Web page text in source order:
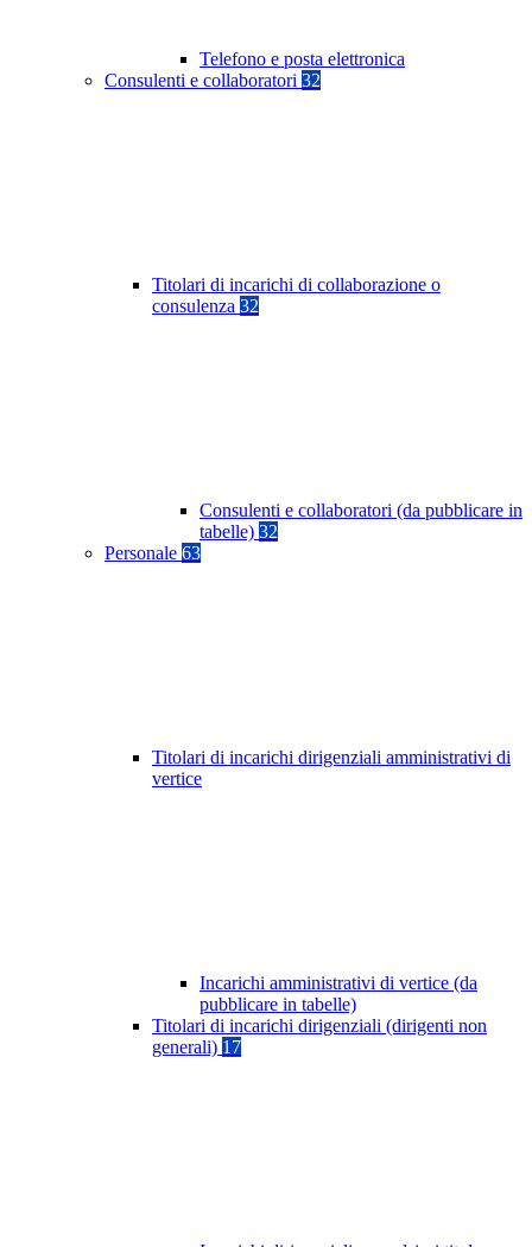
Telefono e posta elettronica
Consulenti e collaboratori 32
Titolari di incarichi di collaborazione o
consulenza 32
Consulenti e collaboratori (da pubblicare in
tabelle) 32
Personale 63
Titolari di incarichi dirigenziali amministrativi di
vertice
Incarichi amministrativi di vertice (da
pubblicare in tabelle)
Titolari di incarichi dirigenziali (dirigenti non
generali) 17